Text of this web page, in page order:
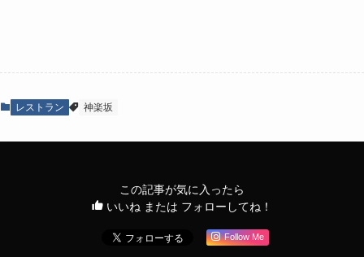
レストラン 神楽坂
この記事が気に入ったら
いいね または フォローしてね！
Follow Me